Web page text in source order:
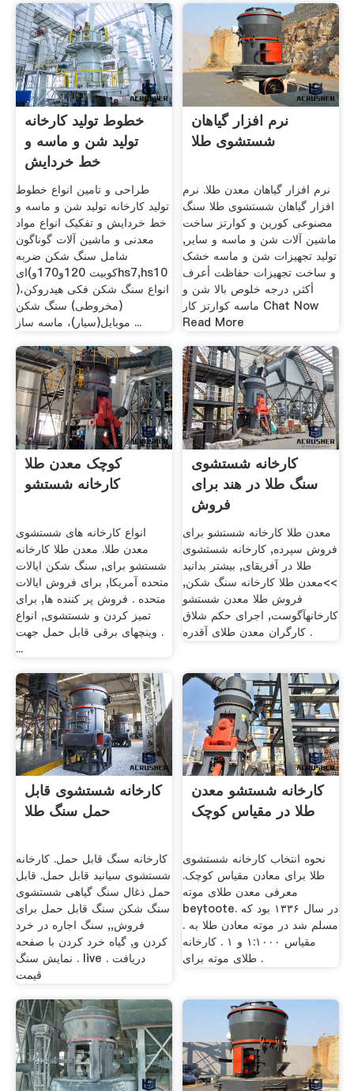
خطوط تولید کارخانه
تولید شن و ماسه و
خط خردایش
طراحی و تامین انواع خطوط
تولید کارخانه تولید شن و ماسه و
خط خردایش و تفکیک انواع مواد
معدنی و ماشین آلات گوناگون
شامل سنگ شکن ضربه
ای(کوبیت 120و170وhs7,hs10
)،انواع سنگ شکن فکی هیدروکن
(مخروطی) سنگ شکن
موبایل(سیار)، ماسه ساز ...
نرم افزار گیاهان
شستشوی طلا
نرم افزار گیاهان معدن طلا. نرم
افزار گیاهان شستشوی طلا سنگ
مصنوعی کورین و کوارتز ساخت
ماشین آلات شن و ماسه و سایر,
تولید تجهیزات شن و ماسه خشک
و ساخت تجهیزات حفاظت أعرف
أكثر, درجه خلوص بالا شن و
ماسه کوارتز کار Chat Now
Read More
کوچک معدن طلا
کارخانه شستشو
انواع کارخانه های شستشوی
معدن طلا. معدن طلا کارخانه
شستشو برای, سنگ شکن ایالات
متحده آمریکا, برای فروش ایالات
متحده . فروش پر کننده ها, برای
تمیز کردن و شستشوی, انواع
وینچهای برقی قابل حمل جهت .
...
کارخانه شستشوی
سنگ طلا در هند برای
فروش
معدن طلا کارخانه شستشو برای
فروش سپرده, کارخانه شستشوی
طلا در آفریقای, بیشتر بدانید
>>معدن طلا کارخانه سنگ شکن,
فروش طلا معدن شستشو
کارخانهآگوست, اجرای حکم شلاق
کارگران معدن طلای آقدره .
کارخانه شستشوی قابل
حمل سنگ طلا
کارخانه سنگ قابل حمل. کارخانه
شستشوی سیانید قابل حمل. قابل
حمل ذغال سنگ گیاهی شستشوی
سنگ شکن سنگ قابل حمل برای
فروش,, سنگ اجاره در خرد
کردن و, گیاه خرد کردن با صفحه
نمایش سنگ . live . دریافت
قیمت
کارخانه شستشو معدن
طلا در مقیاس کوچک
نحوه انتخاب کارخانه شستشوی
طلا برای معادن مقیاس کوچک.
معرفی معدن طلای موته
beytoote. در سال ۱۳۳۶ بود که
مسلم شد در موته معادن طلا به .
مقیاس ۱:۱۰۰۰ و ۱ . کارخانه
طلای موته برای .